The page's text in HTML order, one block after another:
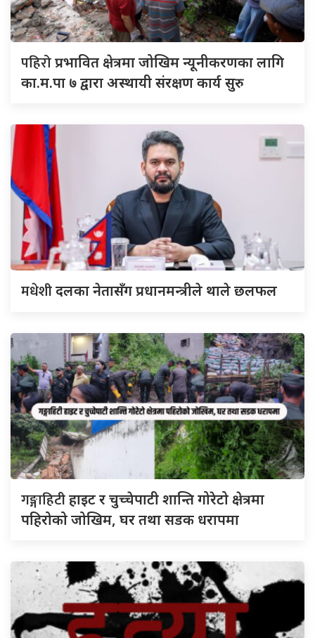
पहिरोप्रभावित क्षेत्रमा जोखिम न्यूनीकरणका लागि
का.म.पा ७ द्वारा अस्थायी संरक्षण कार्य सुरु
मधेशीदलका नेतासँग प्रधानमन्त्रीले थाले छलफल
गङ्गाहिटीहाइट र चुच्चेपाटी शान्ति गोरेटो क्षेत्रमा
पहिरोको जोखिम, घर तथा सडक धरापमा